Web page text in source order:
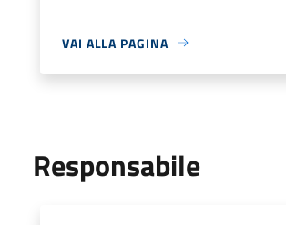
VAI ALLA PAGINA
Responsabile